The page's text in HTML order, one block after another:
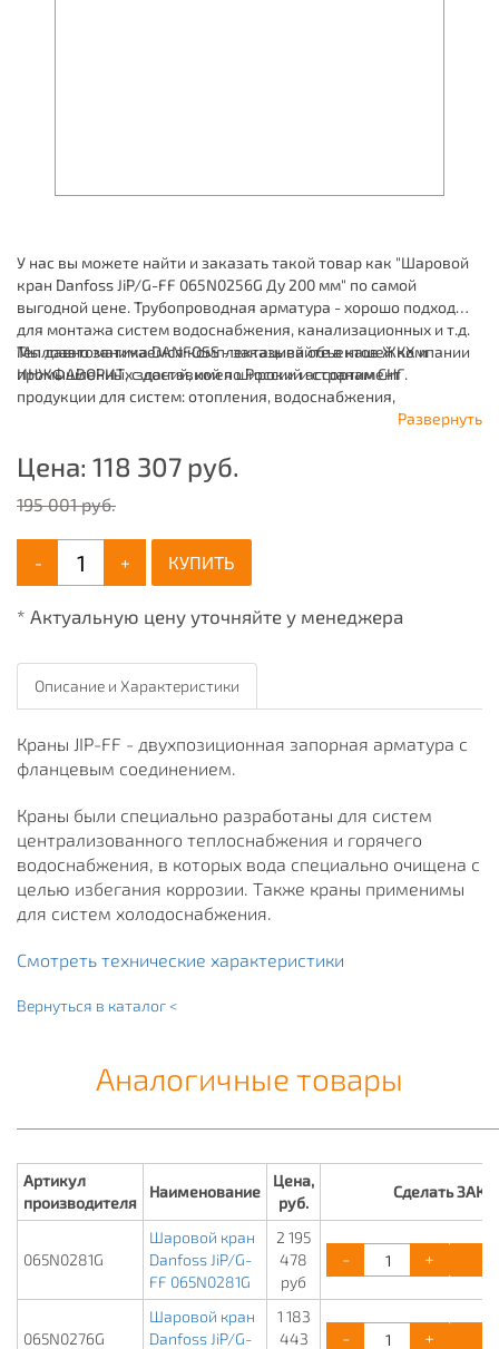
У нас вы можете найти и заказать такой товар как "Шаровой
кран Danfoss JiP/G-FF 065N0256G Ду 200 мм" по самой
выгодной цене. Трубопроводная арматура - хорошо подходят
для монтажа систем водоснабжения, канализационных и т.д.
Мы давно занимаемся комплектацией объектов ЖКХ и
промышленных зданий, имея широкий ассортимент
продукции для систем: отопления, водоснабжения,
Теплоавтоматика DANFOSS - заказывайте в нашей компании
ИНЖФАВОРИТ, с доставкой по России и странам СНГ.
Развернуть
Цена: 118 307 руб.
195 001 руб.
- + КУПИТЬ
* Актуальную цену уточняйте у менеджера
Описание и Характеристики
Краны JIP-FF - двухпозиционная запорная арматура с
фланцевым соединением.
Краны были специально разработаны для систем
централизованного теплоснабжения и горячего
водоснабжения, в которых вода специально очищена с
целью избегания коррозии. Также краны применимы
для систем холодоснабжения.
Смотреть технические характеристики
Вернуться в каталог <
Аналогичные товары
Артикул
производителя
Наименование
Цена,
руб.
Сделать
065N0281G
Шаровой кран
Danfoss JiP/G-
FF 065N0281G
2 195
478
руб
- +
065N0276G
Шаровой кран
Danfoss JiP/G-
1 183
443
- +